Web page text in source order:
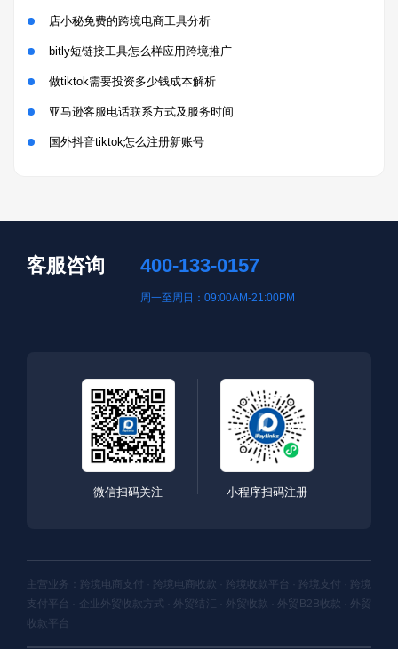
店小秘免费的跨境电商工具分析
bitly短链接工具怎么样应用跨境推广
做tiktok需要投资多少钱成本解析
亚马逊客服电话联系方式及服务时间
国外抖音tiktok怎么注册新账号
客服咨询 400-133-0157
周一至周日：09:00AM-21:00PM
微信扫码关注 小程序扫码注册
主营业务：跨境电商支付 · 跨境电商收款 · 跨境收款平台 · 跨境支付 · 跨境
支付平台 · 企业外贸收款方式 · 外贸结汇 · 外贸收款 · 外贸B2B收款 · 外贸
收款平台